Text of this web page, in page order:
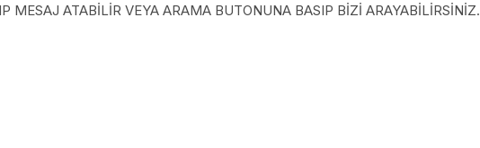
ATABİLİR VEYA ARAMA BUTONUNA BASIP BİZİ ARAYABİLİRSİNİZ.